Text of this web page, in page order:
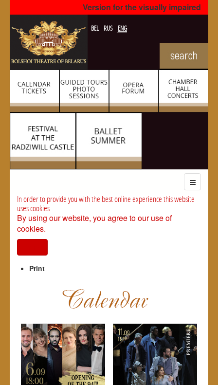
Version for the visually impaired
BEL RUS ENG
In order to provide you with the best online experience this website
uses cookies.
By using our website, you agree to our use of
cookies.
Print